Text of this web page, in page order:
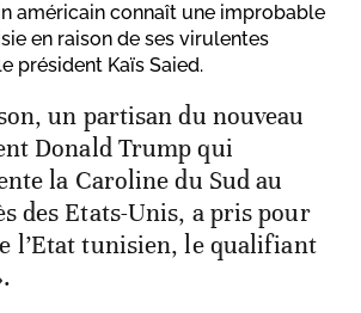
américain connaît une improbable
en raison de ses virulentes
président Kaïs Saied.
un partisan du nouveau
Donald Trump qui
la Caroline du Sud au
des Etats-Unis, a pris pour
l’Etat tunisien, le qualifiant